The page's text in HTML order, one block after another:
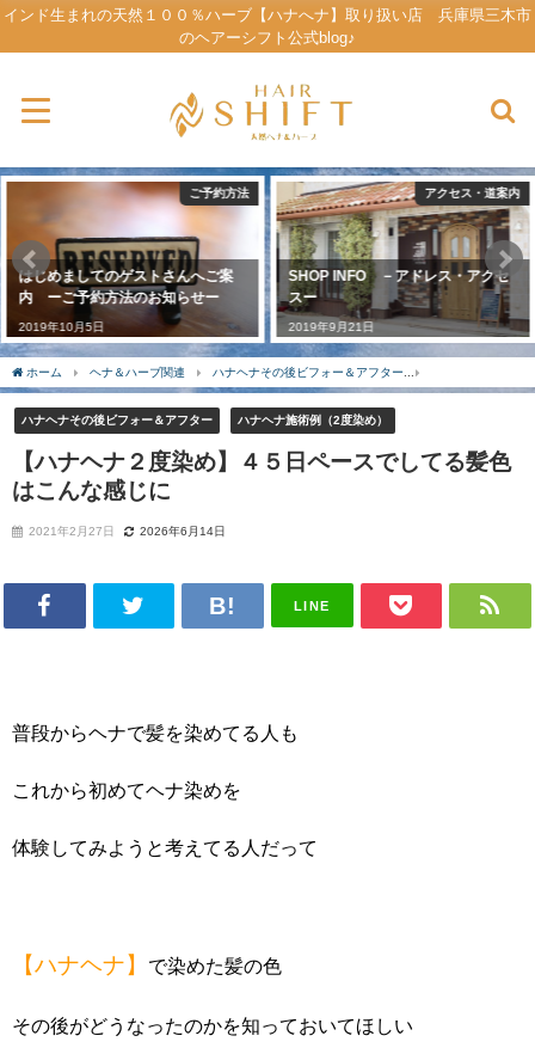
インド生まれの天然１００％ハーブ【ハナへナ】取り扱い店 兵庫県三木市
のヘアーシフト公式blog♪
アクセス・道案内
SHOP INFO －アドレス・アクセ
スー
2019年9月21日
原産国インド視察ーハナヘナができるまでー
【ハナヘナ】ができるまで♪ 総集
編☆彡
2020年5月21日
ホーム ヘナ＆ハーブ関連 ハナヘナその後ビフォー＆アフター
ハナヘナその後ビフォー＆アフター ハナヘナ施術例（2度染め）
【ハナヘナ２度染め】４５日ペースでしてる髪色
はこんな感じに
2021年2月27日 2026年6月14日
LINE
普段からヘナで髪を染めてる人も
これから初めてヘナ染めを
体験してみようと考えてる人だって
【ハナヘナ】 で染めた髪の色
その後がどうなったのかを知っておいてほしい